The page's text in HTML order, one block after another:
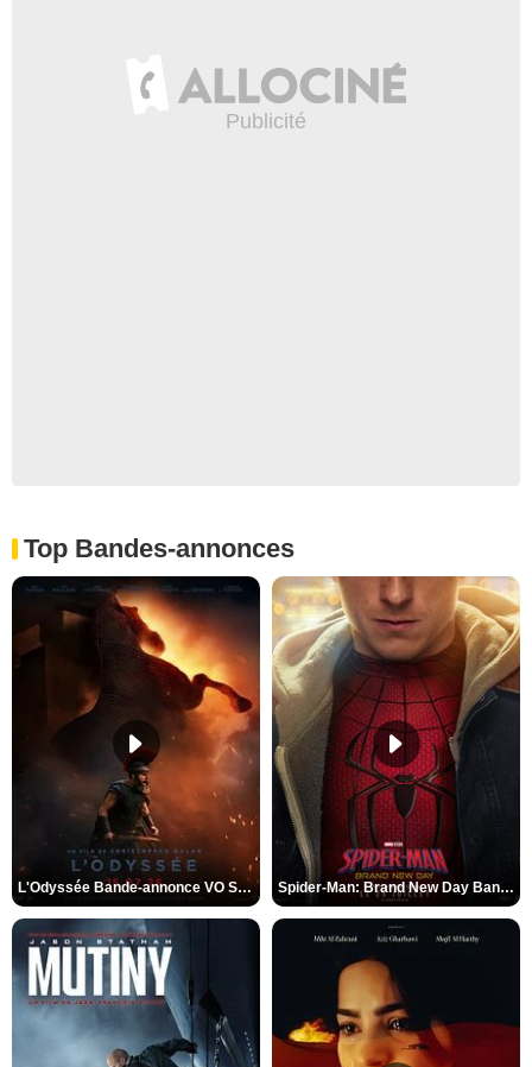
Top Bandes-annonces
L'Odyssée Bande-annonce VO STFR Spider-Man: Brand New Day Bande-annonce VO STFR